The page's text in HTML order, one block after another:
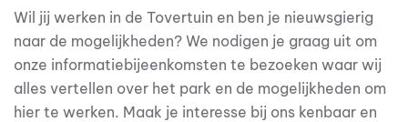
Wil jij werken in de Tovertuin en ben je nieuwsgierig
naar de mogelijkheden? We nodigen je graag uit om
onze informatiebijeenkomsten te bezoeken waar wij
alles vertellen over het park en de mogelijkheden om
hier te werken. Maak je interesse bij ons kenbaar en